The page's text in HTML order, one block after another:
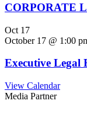
CORPORATE
Oct 17
October 17 @ 1:00
Executive Legal
View Calendar
Media Partner